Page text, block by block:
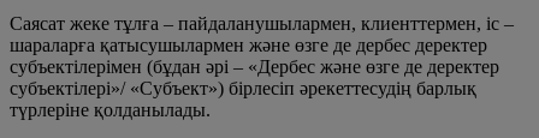
Саясат жеке тұлға – пайдаланушылармен, клиенттермен, іс –
шараларға қатысушылармен және өзге де дербес деректер
субъектілерімен (бұдан әрі – «Дербес және өзге де деректер
субъектілері»/ «Субъект») бірлесіп әрекеттесудің барлық
түрлеріне қолданылады.